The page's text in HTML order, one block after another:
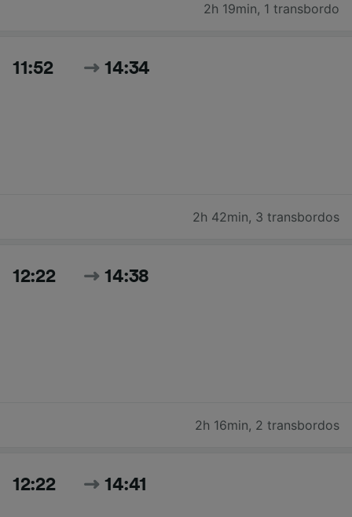
2h 19min, 1 transbordo
11:52 14:34
2h 42min, 3 transbordos
12:22 14:38
2h 16min, 2 transbordos
12:22 14:41